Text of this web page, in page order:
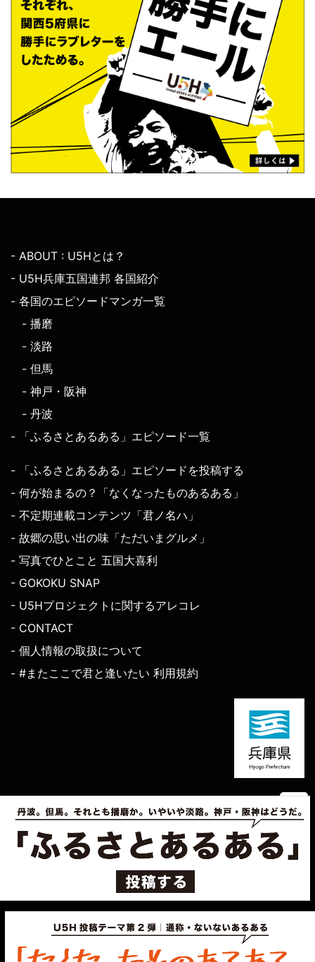
- ABOUT : U5Hとは？
- U5H兵庫五国連邦 各国紹介
- 各国のエピソードマンガ一覧
- 播磨
- 淡路
- 但馬
- 神戸・阪神
- 丹波
- 「ふるさとあるある」エピソード一覧
- 「ふるさとあるある」エピソードを投稿する
- 何が始まるの？「なくなったものあるある」
- 不定期連載コンテンツ「君ノ名ハ」
- 故郷の思い出の味「ただいまグルメ」
- 写真でひとこと 五国大喜利
- GOKOKU SNAP
- U5Hプロジェクトに関するアレコレ
- CONTACT
- 個人情報の取扱について
- #またここで君と逢いたい 利用規約